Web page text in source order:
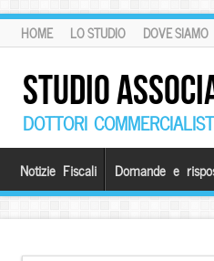
HOME LO STUDIO DOVE SIAMO
STUDIO
DOTTORI
Notizie Fiscali Domande e